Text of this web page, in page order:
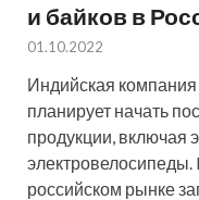
и байков в
01.10.2022
Индийская компания
планирует начать
продукции, включая
электровелосипеды.
российском рынке